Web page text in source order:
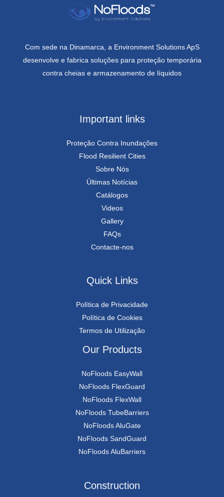
Com sede na Dinamarca, a Environment Solutions ApS
desenvolve e fabrica soluções para proteção temporária
contra cheias e armazenamento de líquidos
Important links
Proteção Contra Inundações
Flood Resilient Cities
Sobre Nós
Últimas Notícias
Catálogos
Videos
Gallery
FAQs
Contacte-nos
Quick Links
Política de Privacidade
Política de Cookies
Termos de Utilização
Our Products
NoFloods EasyWall
NoFloods FlexGuard
NoFloods FlexWall
NoFloods TubeBarriers
NoFloods AluGate
NoFloods SandGuard
NoFloods AluBarriers
Construction